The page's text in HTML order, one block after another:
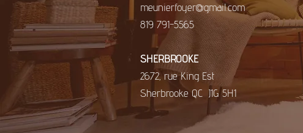
meunierfoyer@gmail.com
819 791-5565
​SHERBROOKE
2672, rue King Est
Sherbrooke QC J1G 5H1